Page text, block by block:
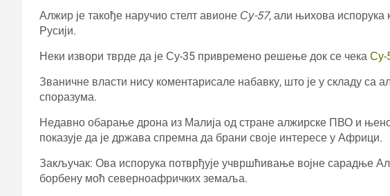
Алжир је такође наручио стелт авионе Су-57, али њихова испорука
Русији.
Неки извори тврде да је Су-35 привремено решење док се чека Су-
Званичне власти нису коментарисале набавку, што је у складу са
споразума.
Недавно обарање дрона из Малија од стране алжирске ПВО и
показује да је држава спремна да брани своје интересе у Африци.
Закључак: Ова испорука потврђује учвршћивање војне сарадње
борбену моћ северноафричких земаља.